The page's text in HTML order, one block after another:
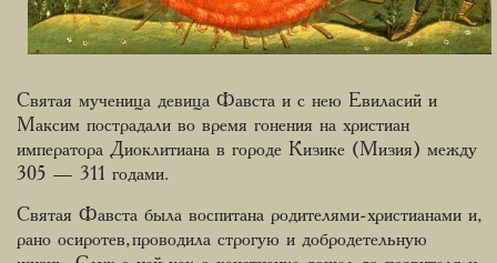
Святая мученица девица Фавста и с нею Евиласий и
Максим пострадали во время гонения на христиан
императора Диоклитиана в городе Кизике (Мизия) между
305 — 311 годами.
Святая Фавста была воспитана родителями-христианами и,
рано осиротев, проводила строгую и добродетельную